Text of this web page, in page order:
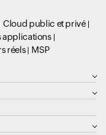
Cloud public et privé
applications
réels
MSP